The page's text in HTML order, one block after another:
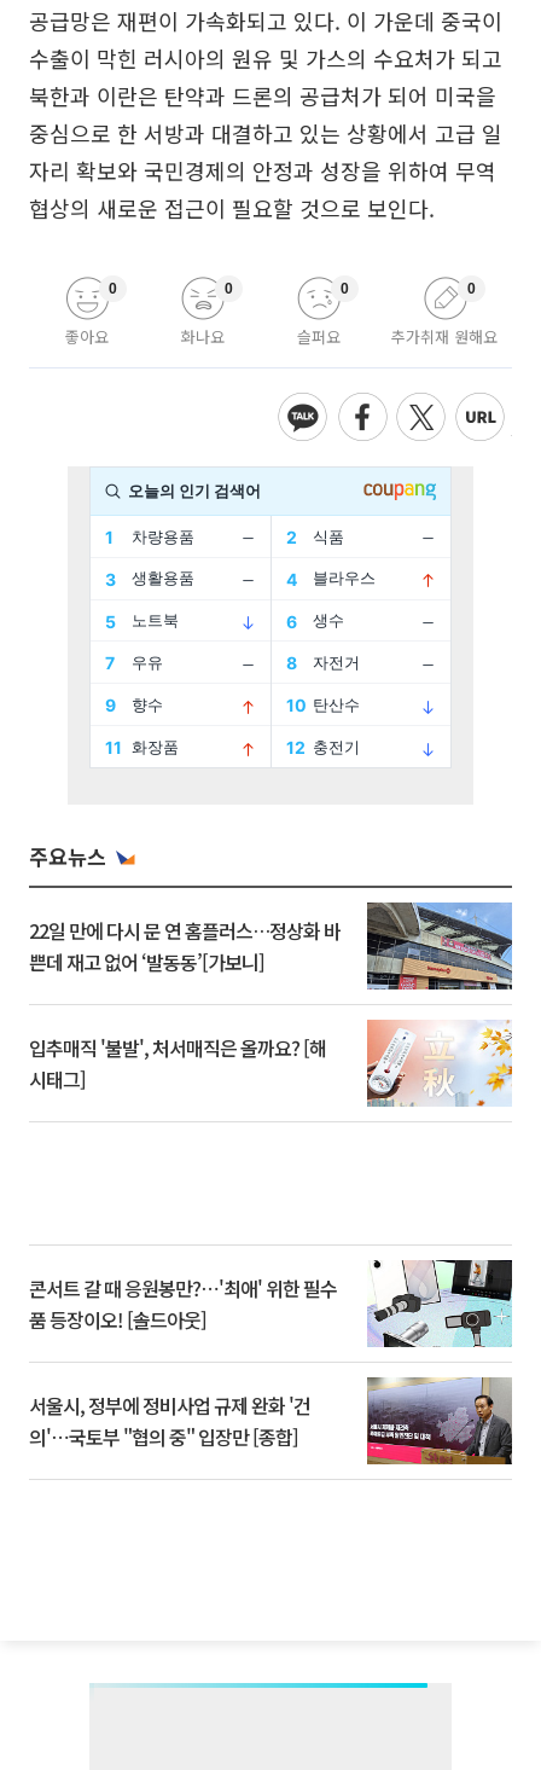
공급망은 재편이 가속화되고 있다. 이 가운데 중국이
수출이 막힌 러시아의 원유 및 가스의 수요처가 되고
북한과 이란은 탄약과 드론의 공급처가 되어 미국을
중심으로 한 서방과 대결하고 있는 상황에서 고급 일
자리 확보와 국민경제의 안정과 성장을 위하여 무역
협상의 새로운 접근이 필요할 것으로 보인다.
좋아요
0
화나요
0
슬퍼요
0
추가취재 원해요
0
주요뉴스
22일 만에 다시 문 연 홈플러스…정상화 바
쁜데 재고 없어 ‘발동동’[가보니]
입추매직 '불발', 처서매직은 올까요? [해
시태그]
콘서트 갈 때 응원봉만?⋯'최애' 위한 필수
품 등장이오! [솔드아웃]
서울시, 정부에 정비사업 규제 완화 '건
의'⋯국토부 "협의 중" 입장만 [종합]